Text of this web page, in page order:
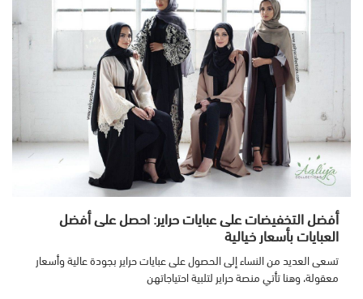
أفضل التخفيضات على عبايات حراير: احصل على أفضل
العبايات بأسعار خيالية
تسعى العديد من النساء إلى الحصول على عبايات حراير بجودة عالية وأسعار
معقولة، وهنا تأتي منصة حراير لتلبية احتياجاتهن